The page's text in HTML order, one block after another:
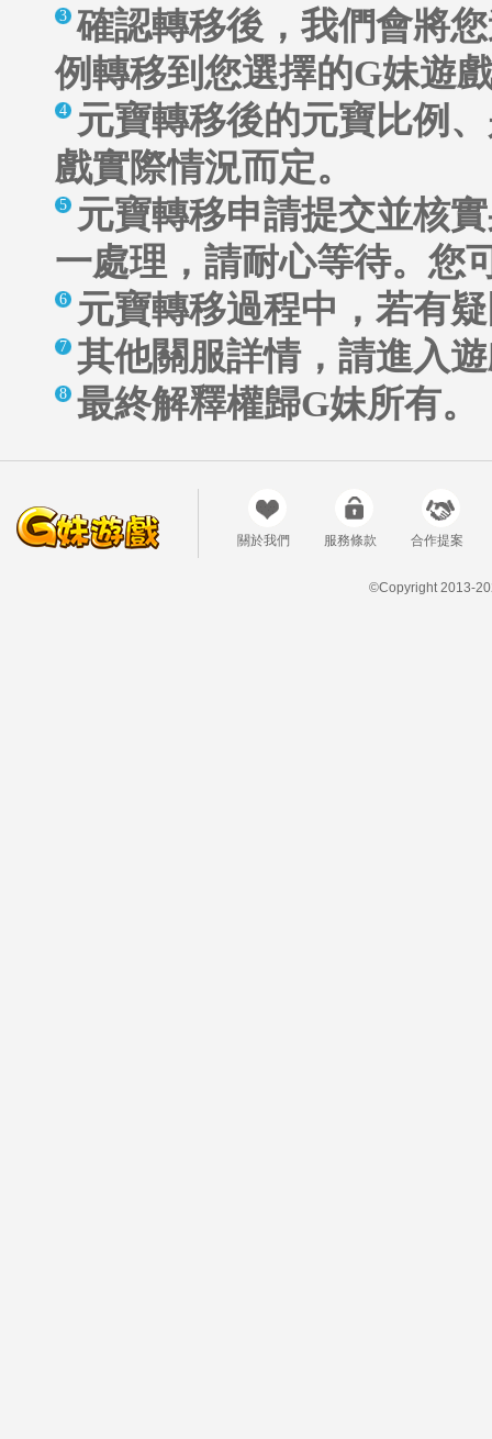
3 確認轉移後，我們會將
例轉移到您選擇的G妹遊
4
元寶轉移後的元寶比例
戲實際情況而定。
5
元寶轉移申請提交並核
一處理，請耐心等待。您
6 元寶轉移過程中，若有
7 其他關服詳情，請進入
8 最終解釋權歸G妹所有。
關於我們 服務條款 合作提案
©Copyright 2013-